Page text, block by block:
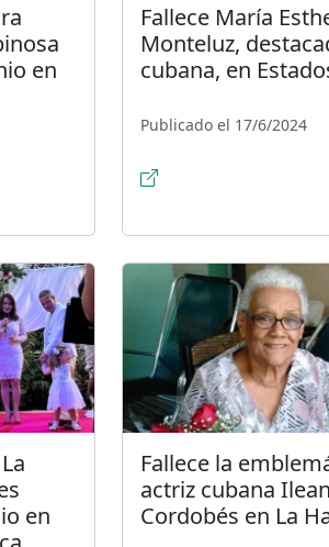
en
Fallece María
Monteluz,
cubana, en
Publicado el 17/6/2024
en
Fallece la
actriz cubana
Cordobés en La